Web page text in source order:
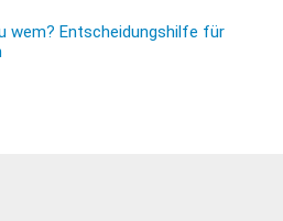
wem? Entscheidungshilfe für